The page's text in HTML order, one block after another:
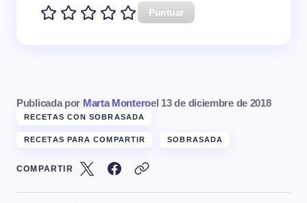
Puntuar
Publicada por Marta Monteroel 13 de diciembre de 2018
RECETAS CON SOBRASADA
RECETAS PARA COMPARTIR SOBRASADA
COMPARTIR